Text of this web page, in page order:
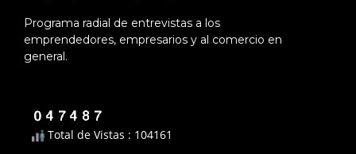
Programa radial de entrevistas a los
emprendedores, empresarios y al comercio en
general.
Total de Vistas : 104161